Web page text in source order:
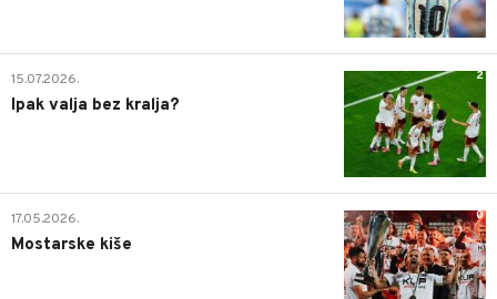
2
15.07.2026.
Ipak valja bez kralja?
0
17.05.2026.
Mostarske kiše